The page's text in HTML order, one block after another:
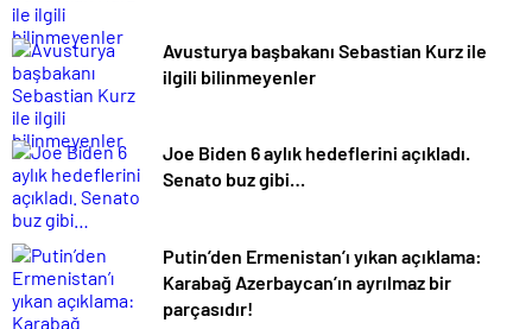
Avusturya başbakanı Sebastian Kurz ile
ilgili bilinmeyenler
Joe Biden 6 aylık hedeflerini açıkladı.
Senato buz gibi…
Putin’den Ermenistan’ı yıkan açıklama:
Karabağ Azerbaycan’ın ayrılmaz bir
parçasıdır!